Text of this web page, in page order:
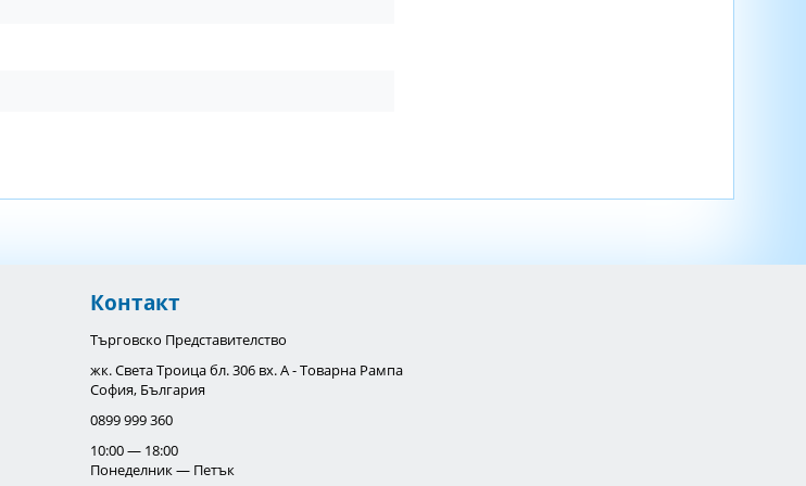
Контакт
Търговско Представителство
жк. Света Троица бл. 306 вх. А - Товарна Рампа
София, България
0899 999 360
10:00 — 18:00
Понеделник — Петък